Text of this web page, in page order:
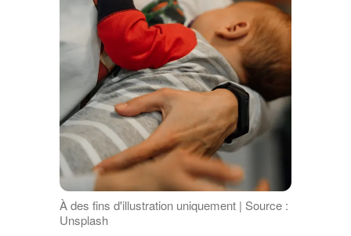
À des fins d'illustration uniquement | Source :
Unsplash